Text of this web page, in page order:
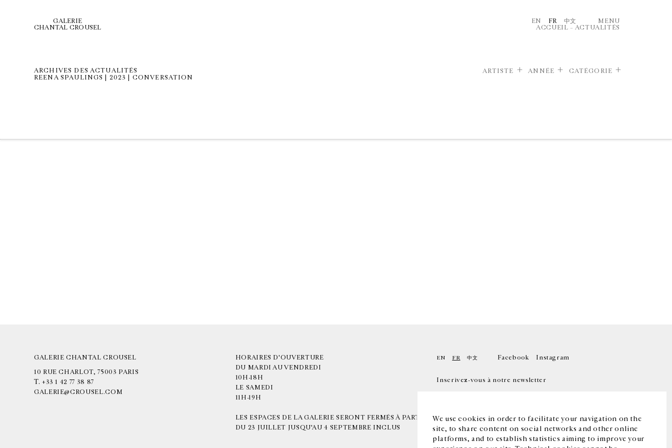
We use cookies in order to facilitate your navigation on the
site, to share content on social networks and other online
platforms, and to establish statistics aiming to improve your
GALERIE
CHANTAL CROUSEL
EN FR 中文
MENU
ACCUEIL – ACTUALITÉS
ARCHIVES DES ACTUALITÉS
REENA SPAULINGS | 2023 | CONVERSATION
ARTISTE ANNÉE CATÉGORIE
GALERIE CHANTAL CROUSEL
10 RUE CHARLOT, 75003 PARIS
T. +33 1 42 77 38 87
GALERIE@CROUSEL.COM
HORAIRES D'OUVERTURE
DU MARDI AU VENDREDI
10H-18H
LE SAMEDI
11H-19H
LES ESPACES DE LA GALERIE SERONT FERMÉS À PARTIR
DU 23 JUILLET JUSQU'AU 4 SEPTEMBRE INCLUS
EN FR 中文 Facebook Instagram
Inscrivez-vous à notre newsletter